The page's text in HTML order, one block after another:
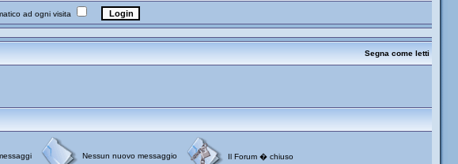
ad ogni visita
Segna come letti
Nessun nuovo messaggio Il Forum � chiuso